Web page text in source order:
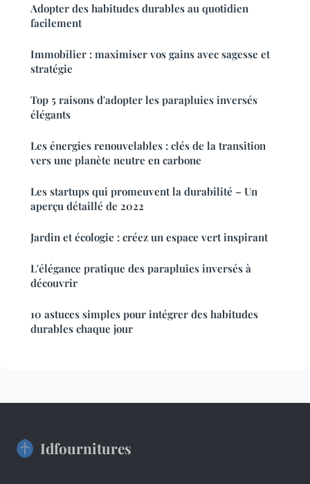
Adopter des habitudes durables au quotidien
facilement
Immobilier : maximiser vos gains avec sagesse et
stratégie
Top 5 raisons d'adopter les parapluies inversés
élégants
Les énergies renouvelables : clés de la transition
vers une planète neutre en carbone
Les startups qui promeuvent la durabilité – Un
aperçu détaillé de 2022
Jardin et écologie : créez un espace vert inspirant
L'élégance pratique des parapluies inversés à
découvrir
10 astuces simples pour intégrer des habitudes
durables chaque jour
Idfournitures